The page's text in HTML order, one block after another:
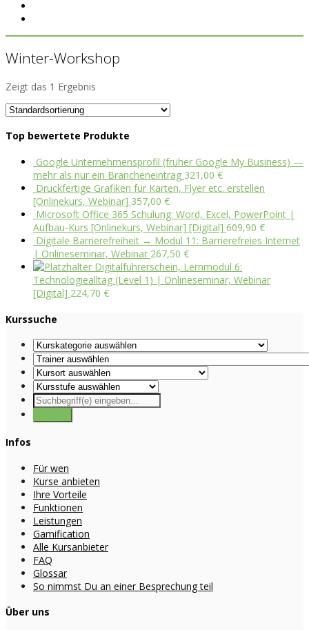
Winter-Workshop
Zeigt das 1 Ergebnis
Top bewertete Produkte
Google Unternehmensprofil (früher Google My Business) —
mehr als nur ein Brancheneintrag 321,00 €
Druckfertige Grafiken für Karten, Flyer etc. erstellen
[Onlinekurs, Webinar] 357,00 €
Microsoft Office 365 Schulung: Word, Excel, PowerPoint |
Aufbau-Kurs [Onlinekurs, Webinar] [Digital] 609,90 €
Digitale Barrierefreiheit → Modul 11: Barrierefreies Internet
| Onlineseminar, Webinar 267,50 €
Digitalführerschein, Lernmodul 6:
Technologiealltag (Level 1) | Onlineseminar, Webinar
[Digital] 224,70 €
Kurssuche
Infos
Für wen
Kurse anbieten
Ihre Vorteile
Funktionen
Leistungen
Gamification
Alle Kursanbieter
FAQ
Glossar
So nimmst Du an einer Besprechung teil
Über uns